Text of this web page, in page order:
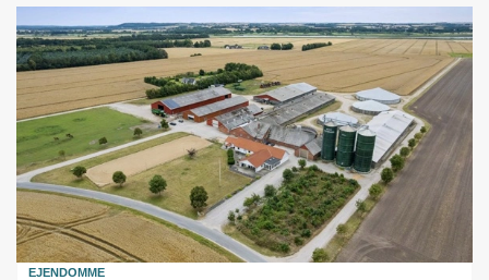
EJENDOMME